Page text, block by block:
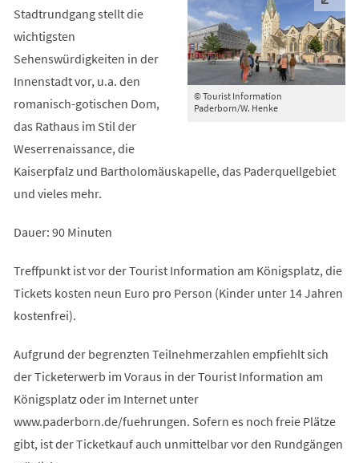
© Tourist Information
Paderborn/W. Henke
Stadtrundgang stellt die
wichtigsten
Sehenswürdigkeiten in der
Innenstadt vor, u.a. den
romanisch-gotischen Dom,
das Rathaus im Stil der
Weserrenaissance, die
Kaiserpfalz und Bartholomäuskapelle, das Paderquellgebiet
und vieles mehr.
Dauer: 90 Minuten
Treffpunkt ist vor der Tourist Information am Königsplatz, die
Tickets kosten neun Euro pro Person (Kinder unter 14 Jahren
kostenfrei).
Aufgrund der begrenzten Teilnehmerzahlen empfiehlt sich
der Ticketerwerb im Voraus in der Tourist Information am
Königsplatz oder im Internet unter
www.paderborn.de/fuehrungen. Sofern es noch freie Plätze
gibt, ist der Ticketkauf auch unmittelbar vor den Rundgängen